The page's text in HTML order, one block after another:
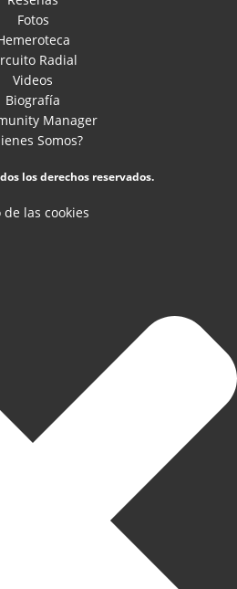
Fotos
Radial
Videos
Biografía
Manager
Somos?
los derechos reservados.
las cookies